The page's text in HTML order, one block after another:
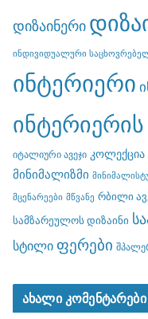
დიზაინერი
ინდივიდუალური
ინტერიერი
იტალიური ავეჯი კოლექცია
მინიმალიზმი
მცენარეები მწვანე რბილი
სამზარეულოს დიზაინი
სტილი ფერები
ახალი კომენტარები